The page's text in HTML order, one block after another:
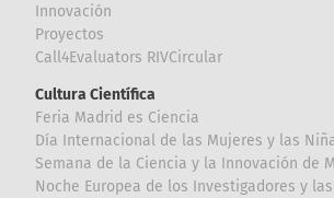
Innovación
Proyectos
Call4Evaluators RIVCircular
Cultura Científica
Feria Madrid es Ciencia
Día Internacional de las Mujeres y las
Semana de la Ciencia y la Innovación de
Noche Europea de los Investigadores y